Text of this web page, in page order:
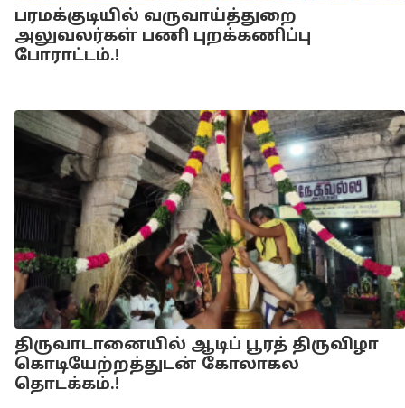
பரமக்குடியில் வருவாய்த்துறை
அலுவலர்கள் பணி புறக்கணிப்பு
போராட்டம்.!
திருவாடானையில் ஆடிப் பூரத் திருவிழா
கொடியேற்றத்துடன் கோலாகல
தொடக்கம்.!